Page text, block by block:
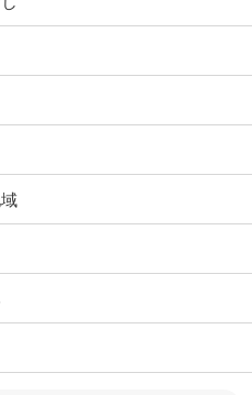
相談をする
る